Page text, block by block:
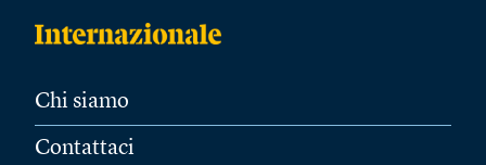
Chi siamo
Contattaci